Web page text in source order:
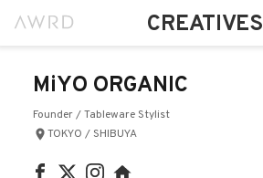
CREATIVES
MiYO ORGANIC
Founder / Tableware Stylist
TOKYO / SHIBUYA